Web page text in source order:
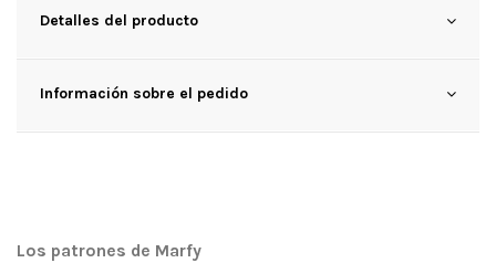
Detalles del producto
Información sobre el pedido
Los patrones de Marfy